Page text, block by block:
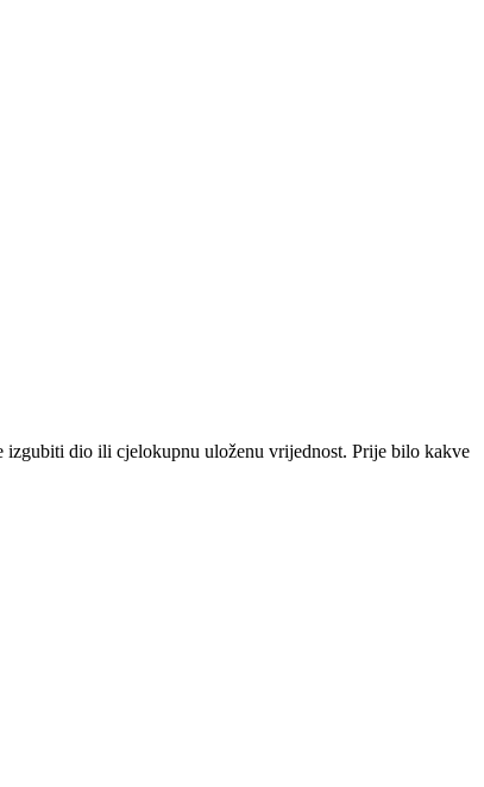
dio ili cjelokupnu uloženu vrijednost. Prije bilo kakve